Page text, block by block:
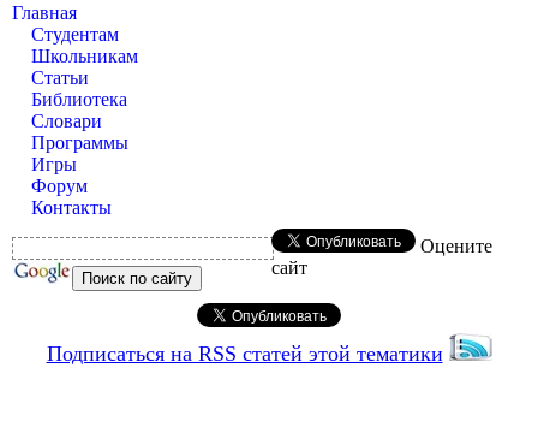
Главная
Студентам
Школьникам
Статьи
Библиотека
Словари
Программы
Игры
Форум
Контакты
Оцените
сайт
Подписаться на RSS статей этой тематики